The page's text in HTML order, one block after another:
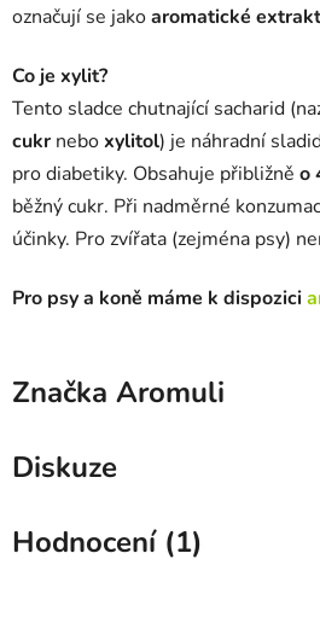
označují se jakoaromatické
Co je xylit?
Tento sladce chutnající sacharid
cukr neboxylitol) je náhradní
pro diabetiky. Obsahuje přibližně o
běžný cukr. Při nadměrné
účinky. Pro zvířata (zejména psy)
Pro psy a koně máme k dispozici
Značka Aromuli
Diskuze
Hodnocení (1)